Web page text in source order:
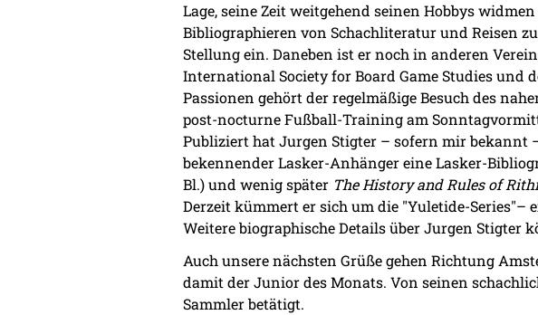
Lage, seine Zeit weitgehend seinen Hobbys
Bibliographieren von Schachliteratur und Reisen
Stellung ein. Daneben ist er noch in anderen
International Society for Board Game Studies und
Passionen gehört der regelmäßige Besuch des
post-nocturne Fußball-Training am
Publiziert hat Jurgen Stigter – sofern mir
bekennender Lasker-Anhänger eine Lasker-
Bl.) und wenig später The History and Rules of
Derzeit kümmert er sich um die "Yuletide-Series"–
Weitere biographische Details über Jurgen Stigter
Auch unsere nächsten Grüße gehen Richtung
damit der Junior des Monats. Von seinen
Sammler betätigt.